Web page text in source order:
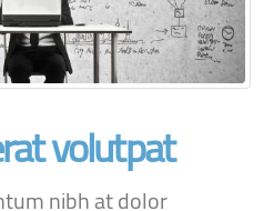
volutpat
nibh at dolor